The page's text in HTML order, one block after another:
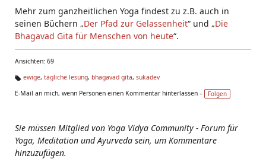
Mehr zum ganzheitlichen Yoga findest zu z.B. auch in
seinen Büchern „Der Pfad zur Gelassenheit“ und „Die
Bhagavad Gita für Menschen von heute“.
Ansichten: 69
g
ewige, tägliche lesung, bhagavad gita, sukadev
E-Mail an mich, wenn Personen einen Kommentar hinterlassen –
Folgen
Sie müssen Mitglied von Yoga Vidya Community - Forum für
Yoga, Meditation und Ayurveda sein, um Kommentare
hinzuzufügen.